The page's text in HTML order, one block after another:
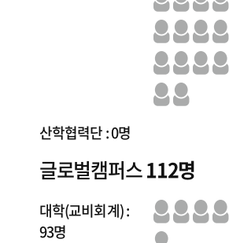
산학협력단 : 0명
글로벌캠퍼스112명
대학(교비회계) :
93명